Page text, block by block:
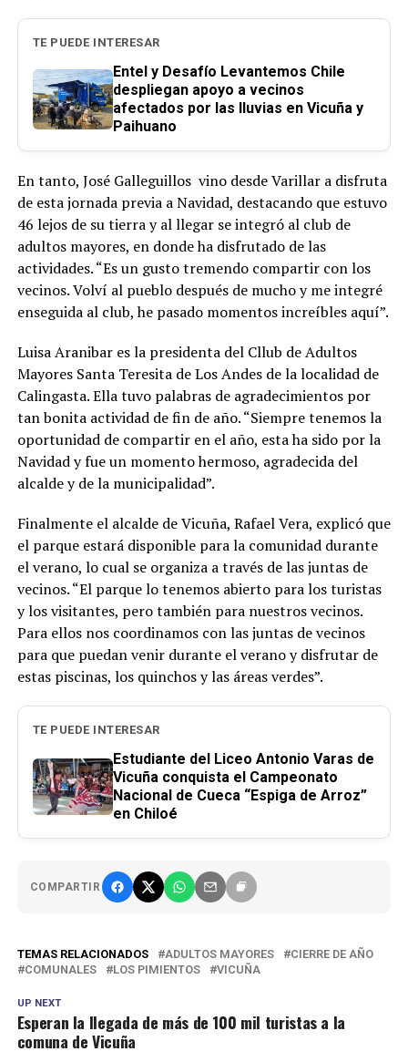
TE PUEDE INTERESAR
Entel y Desafío Levantemos Chile
despliegan apoyo a vecinos
afectados por las lluvias en Vicuña y
Paihuano
En tanto, José Galleguillos vino desde Varillar a disfruta
de esta jornada previa a Navidad, destacando que estuvo
46 lejos de su tierra y al llegar se integró al club de
adultos mayores, en donde ha disfrutado de las
actividades. “Es un gusto tremendo compartir con los
vecinos. Volví al pueblo después de mucho y me integré
enseguida al club, he pasado momentos increíbles aquí”.
Luisa Aranibar es la presidenta del Cllub de Adultos
Mayores Santa Teresita de Los Andes de la localidad de
Calingasta. Ella tuvo palabras de agradecimientos por
tan bonita actividad de fin de año. “Siempre tenemos la
oportunidad de compartir en el año, esta ha sido por la
Navidad y fue un momento hermoso, agradecida del
alcalde y de la municipalidad”.
Finalmente el alcalde de Vicuña, Rafael Vera, explicó que
el parque estará disponible para la comunidad durante
el verano, lo cual se organiza a través de las juntas de
vecinos. “El parque lo tenemos abierto para los turistas
y los visitantes, pero también para nuestros vecinos.
Para ellos nos coordinamos con las juntas de vecinos
para que puedan venir durante el verano y disfrutar de
estas piscinas, los quinchos y las áreas verdes”.
TE PUEDE INTERESAR
Estudiante del Liceo Antonio Varas de
Vicuña conquista el Campeonato
Nacional de Cueca “Espiga de Arroz”
en Chiloé
COMPARTIR
TEMAS RELACIONADOS ADULTOS MAYORES
CIERRE DE AÑO
COMUNALES
LOS PIMIENTOS VICUÑA
UP NEXT
Esperan la llegada de más de 100 mil turistas a la
comuna de Vicuña